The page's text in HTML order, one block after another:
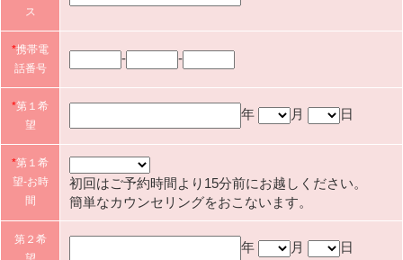
ス
*携帯電
話番号
- -
*第１希
望
年 月 日
*第１希
望-お時
間
初回はご予約時間より15分前にお越しください。
簡単なカウンセリングをおこないます。
第２希
年 月 日